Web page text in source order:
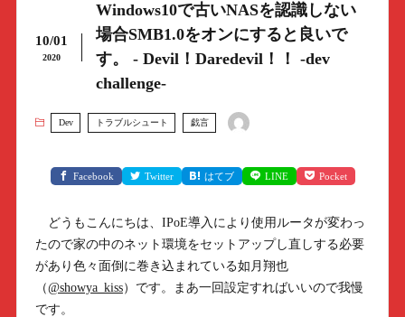
10/01
2020
Windows10で古いNASを認識しない
場合SMB1.0をオンにすると良いで
す。 - Devil！Daredevil！！ -dev
challenge-
Dev トラブルシュート 戯言
Facebook Twitter はてブ LINE Pocket
どうもこんにちは、IPoE導入により使用ルータが変わっ
たので家の中のネット環境をセットアップし直しする必要
があり色々面倒に巻き込まれている如月翔也
（@showya_kiss）です。まあ一回設定すればいいので我慢
です。